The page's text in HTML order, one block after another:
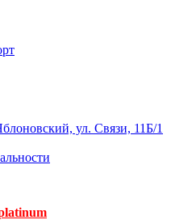
ул. Связи, 11Б/1